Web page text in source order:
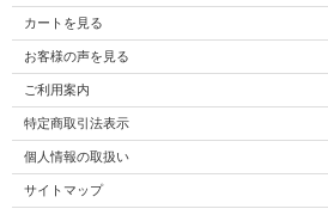
カートを見る
お客様の声を見る
ご利用案内
特定商取引法表示
個人情報の取扱い
サイトマップ